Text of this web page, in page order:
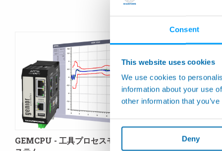
Consent
This website uses cookies
We use cookies to
information about your use
other information that
Deny
GEMCPU - 工具プロセスモニタリングシ
IPC4 -